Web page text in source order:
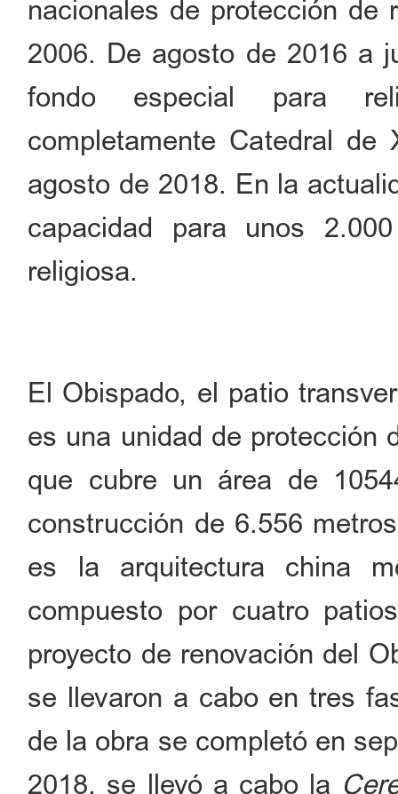
nacionales de protección de
2006. De agosto de 2016 a
fondo especial para
completamente Catedral
agosto de 2018. En la
capacidad para unos
religiosa.
El Obispado, el patio
es una unidad de protección
que cubre un área de
construcción de 6.556
es la arquitectura china
compuesto por cuatro
proyecto de renovación del
se llevaron a cabo en tres
de la obra se completó en
2018, se llevó a cabo la